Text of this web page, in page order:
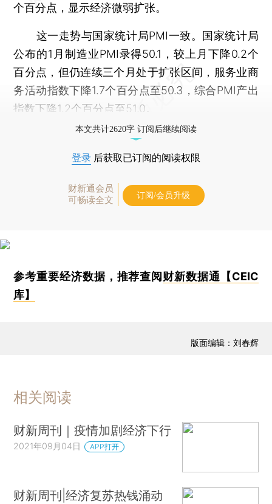
个百分点，显示经济微弱扩张。
这一走势与国家统计局PMI一致。国家统计局
公布的1月制造业PMI录得50.1，较上月下降0.2个
百分点，但仍连续三个月处于扩张区间，服务业商
务活动指数下降1.7个百分点至50.3，综合PMI产出
指数下降1.2个百分点至51.0。
本文共计2620字 订阅后继续阅读
登录 后获取已订阅的阅读权限
财新通会员
可畅读全文
订阅/会员升级
参考重要经济数据，推荐查阅 财新数据通【CEIC
库】
版面编辑：刘春辉
相关阅读
财新周刊｜疫情加剧经济下行
2021年09月04日 APP打开
财新周刊|经济复苏热钱涌动